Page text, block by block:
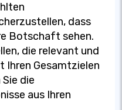
dass
Botschaft sehen.
die relevant und
Ihren Gesamtzielen
die
aus Ihren